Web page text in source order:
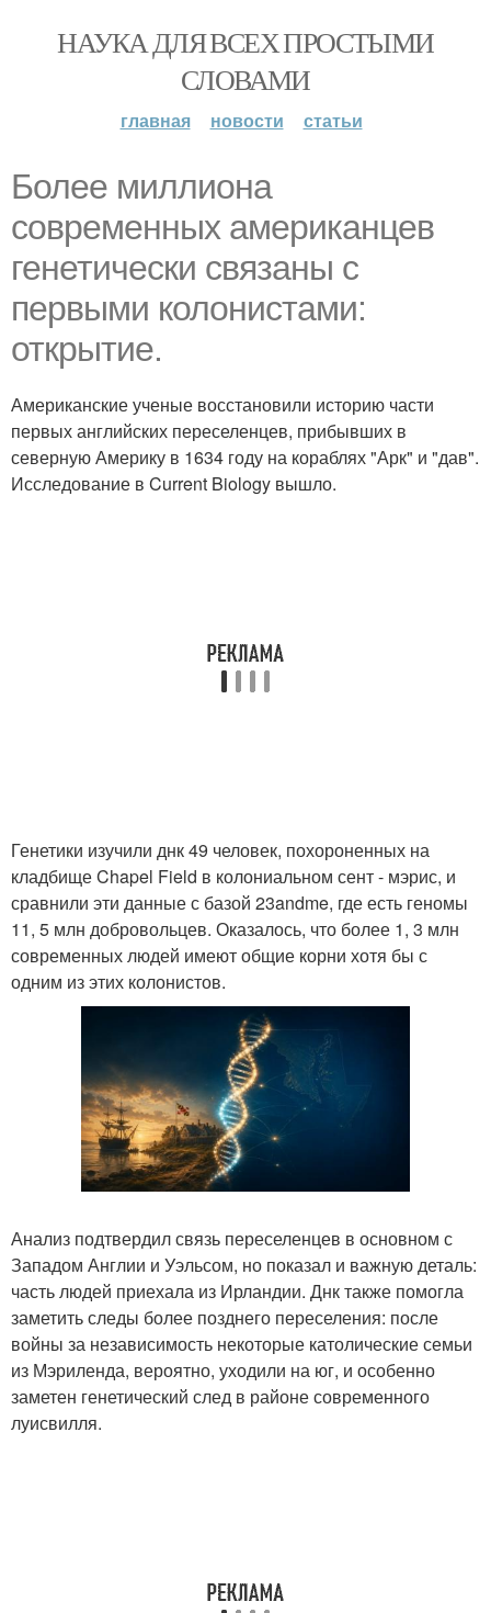
НАУКА ДЛЯ ВСЕХ ПРОСТЫМИ
СЛОВАМИ
главная новости статьи
Более миллиона
современных американцев
генетически связаны с
первыми колонистами:
открытие.
Американские ученые восстановили историю части
первых английских переселенцев, прибывших в
северную Америку в 1634 году на кораблях "Арк" и "дав".
Исследование в Current Biology вышло.
Генетики изучили днк 49 человек, похороненных на
кладбище Chapel Field в колониальном сент - мэрис, и
сравнили эти данные с базой 23andme, где есть геномы
11, 5 млн добровольцев. Оказалось, что более 1, 3 млн
современных людей имеют общие корни хотя бы с
одним из этих колонистов.
Анализ подтвердил связь переселенцев в основном с
Западом Англии и Уэльсом, но показал и важную деталь:
часть людей приехала из Ирландии. Днк также помогла
заметить следы более позднего переселения: после
войны за независимость некоторые католические семьи
из Мэриленда, вероятно, уходили на юг, и особенно
заметен генетический след в районе современного
луисвилля.